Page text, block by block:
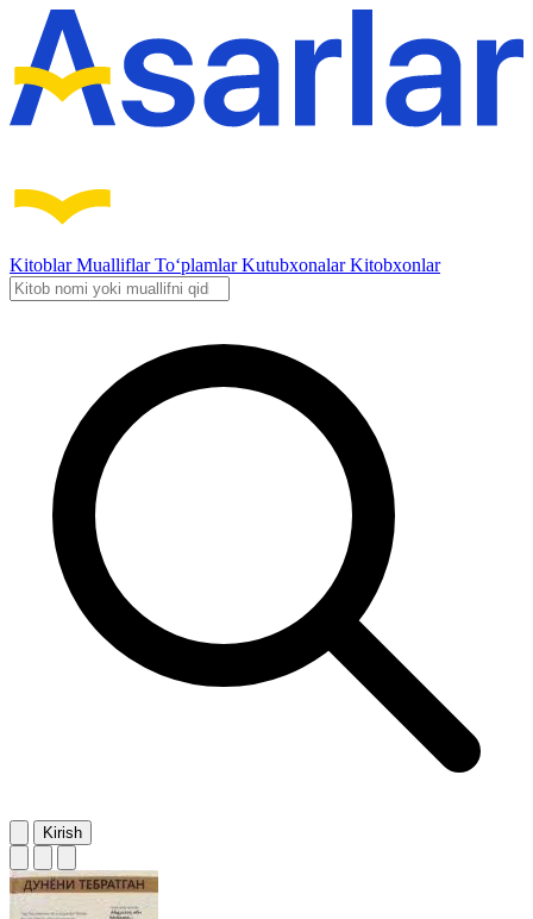
KitoblarMualliflarTo‘plamlarKutubxonalarKitobxonlar
Kirish